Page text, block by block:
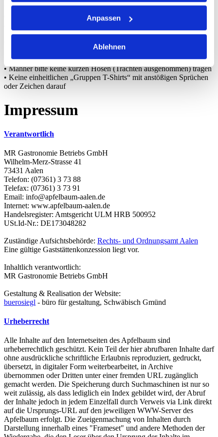
Anpassen
Ablehnen
weisen auch audrücklich darauf hin, das schwere Jacken
(Lederjacken und Winterjacken) sowie Rucksäcke an der Garderobe
• keine Sportbekleidung (ärmellos)
• keine Motorradkleidung
• Männer bitte keine kurzen Hosen (Trachten ausgenommen) tragen
• Keine einheitlichen „Gruppen T-Shirts“ mit anstößigen Sprüchen
oder Zeichen darauf
Impressum
Verantwortlich
MR Gastronomie Betriebs GmbH
Wilhelm-Merz-Strasse 41
73431 Aalen
Telefon: (07361) 3 73 88
Telefax: (07361) 3 73 91
Email: info@apfelbaum-aalen.de
Internet: www.apfelbaum-aalen.de
Handelsregister: Amtsgericht ULM HRB 500952
USt.Id-Nr.: DE173048282
Zuständige Aufsichtsbehörde: Rechts- und Ordnungsamt Aalen
Eine gültige Gaststättenkonzession liegt vor.
Inhaltlich verantwortlich:
MR Gastronomie Betriebs GmbH
Gestaltung & Realisation der Website:
buerosiegl - büro für gestaltung, Schwäbisch Gmünd
Urheberrecht
Alle Inhalte auf den Internetseiten des Apfelbaum sind
urheberrechtlich geschützt. Kein Teil der hier abrufbaren Inhalte darf
ohne ausdrückliche schriftliche Erlaubnis reproduziert, gedruckt,
übersetzt, in digitaler Form weiterbearbeitet, in Archive
übernommen oder Dritten unter einer fremden URL zugänglich
gemacht werden. Die Speicherung durch Suchmaschinen ist nur so
weit zulässig, als dass lediglich ein Index gebildet wird, der Abruf
der Inhalte jedoch in jedem Einzelfall durch Verweis via Link direkt
auf die Ursprungs-URL auf den jeweiligen WWW-Server des
Apfelbaum erfolgt. Die Zueigenmachung von Inhalten durch
Darstellung innerhalb eines "Frameset" und andere Methoden der